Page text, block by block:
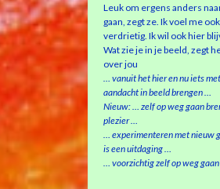
Leuk om ergens anders
gaan, zegt ze. Ik voel me
verdrietig. Ik wil ook hier
Wat zie je in je beeld, zegt
over jou
… vanuit het hier en nu iets met
aandacht in beeld brengen …
Nieuw: … zelf op weg gaan
plezier …
… experimenteren met nieuw
is een uitdaging …
… voorzichtig zelf op weg